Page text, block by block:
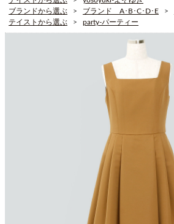
ブランドから選ぶ
ブランド A･B･C･D･E
テイストから選ぶ
party-パーティー